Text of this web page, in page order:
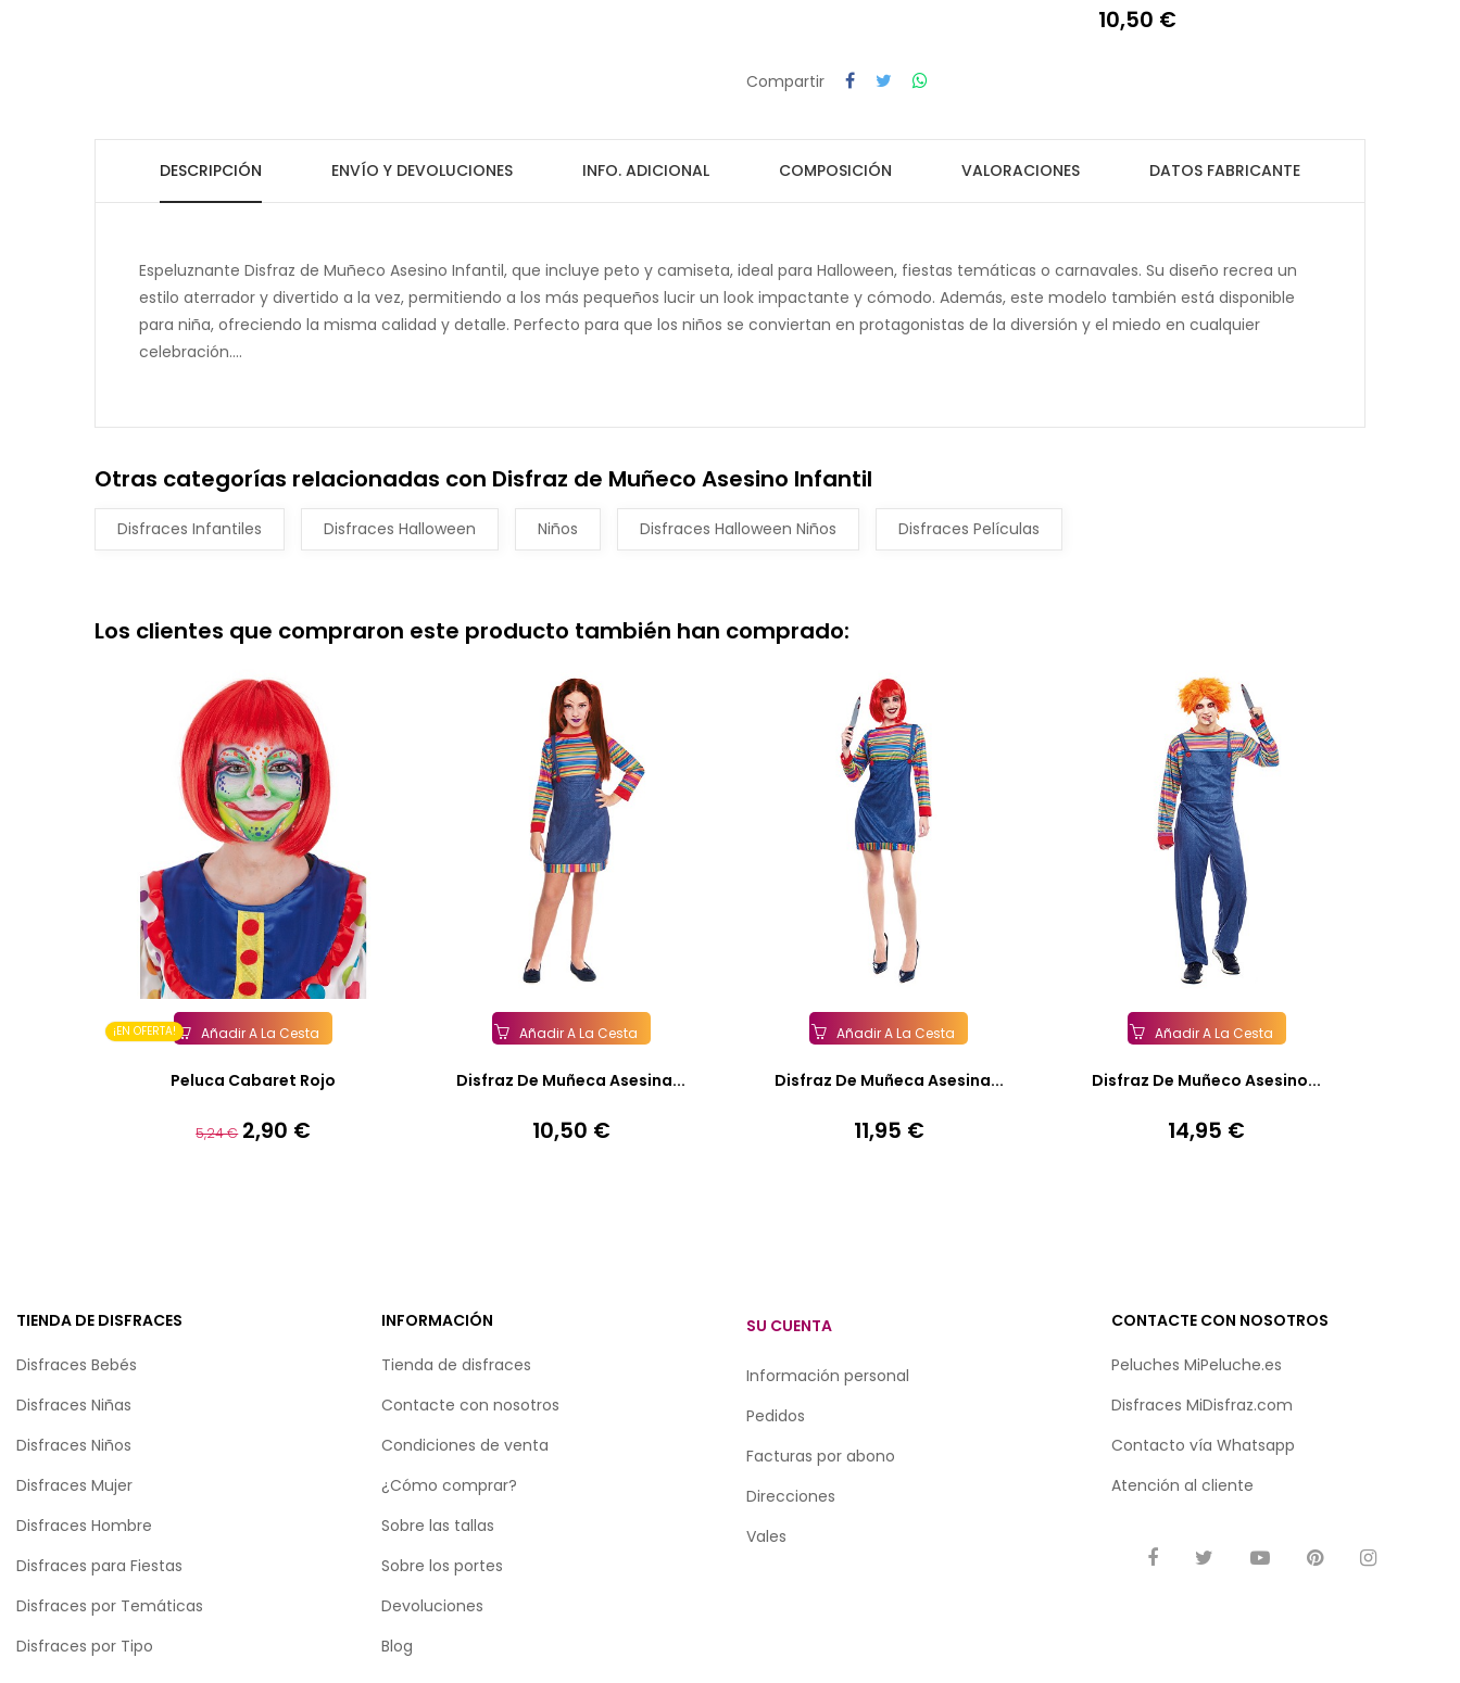
10,50 €
Compartir
DESCRIPCIÓN ENVÍO Y DEVOLUCIONES INFO. ADICIONAL COMPOSICIÓN VALORACIONES DATOS FABRICANTE
Espeluznante Disfraz de Muñeco Asesino Infantil, que incluye peto y camiseta, ideal para Halloween, fiestas temáticas o carnavales. Su diseño recrea un
estilo aterrador y divertido a la vez, permitiendo a los más pequeños lucir un look impactante y cómodo. Además, este modelo también está disponible
para niña, ofreciendo la misma calidad y detalle. Perfecto para que los niños se conviertan en protagonistas de la diversión y el miedo en cualquier
celebración....
Otras categorías relacionadas con Disfraz de Muñeco Asesino Infantil
Disfraces Infantiles Disfraces Halloween Niños Disfraces Halloween Niños Disfraces Películas
Los clientes que compraron este producto también han comprado:
¡EN OFERTA! Añadir A La Cesta
Peluca Cabaret Rojo
Precio
5,24 € Precio
2,90 €
Añadir A La Cesta
Disfraz De Muñeca Asesina...
Precio
10,50 €
Añadir A La Cesta
Disfraz De Muñeca Asesina...
Precio
11,95 €
Añadir A La Cesta
Disfraz De Muñeco Asesino...
Precio
14,95 €
TIENDA DE DISFRACES
Disfraces Bebés
Disfraces Niñas
Disfraces Niños
Disfraces Mujer
Disfraces Hombre
Disfraces para Fiestas
Disfraces por Temáticas
Disfraces por Tipo
INFORMACIÓN
Tienda de disfraces
Contacte con nosotros
Condiciones de venta
¿Cómo comprar?
Sobre las tallas
Sobre los portes
Devoluciones
Blog
SU CUENTA
Información personal
Pedidos
Facturas por abono
Direcciones
Vales
CONTACTE CON NOSOTROS
Peluches MiPeluche.es
Disfraces MiDisfraz.com
Contacto vía Whatsapp
Atención al cliente